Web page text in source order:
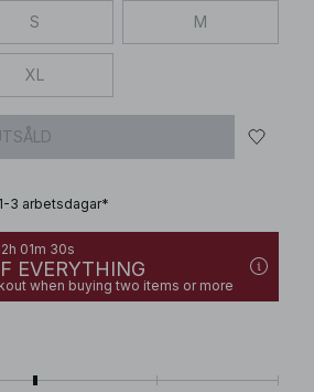
S M
XL
3 arbetsdagar*
01m 29s
EVERYTHING
when buying two items or more